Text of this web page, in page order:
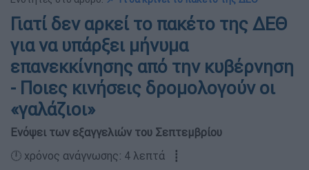
Γιατί δεν αρκεί το πακέτο της ΔΕΘ
για να υπάρξει μήνυμα
επανεκκίνησης από την κυβέρνηση
- Ποιες κινήσεις δρομολογούν οι
«γαλάζιοι»
Ενόψει των εξαγγελιών του Σεπτεμβρίου
🕛 χρόνος ανάγνωσης: 4 λεπτά ┋